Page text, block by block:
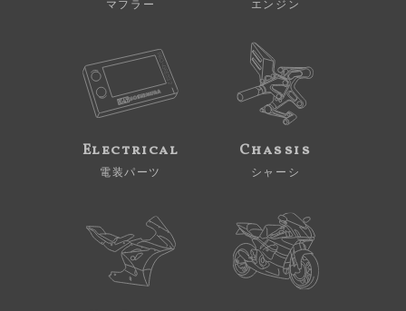
マフラー エンジン
Electrical
電装パーツ
Chassis
シャーシ